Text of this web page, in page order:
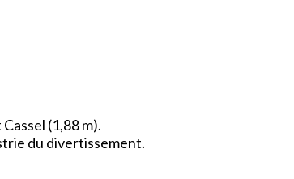
(1,88 m).
du divertissement.